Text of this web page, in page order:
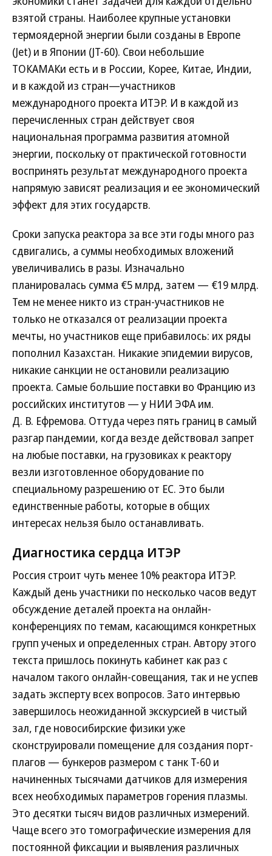
взятой страны. Наиболее крупные установки
термоядерной энергии были созданы в Европе
(Jet) и в Японии (JT-60). Свои небольшие
ТОКАМАКи есть и в России, Корее, Китае, Индии,
и в каждой из стран—участников
международного проекта ИТЭР. И в каждой из
перечисленных стран действует своя
национальная программа развития атомной
энергии, поскольку от практической готовности
воспринять результат международного проекта
напрямую зависят реализация и ее экономический
эффект для этих государств.
Сроки запуска реактора за все эти годы много раз
сдвигались, а суммы необходимых вложений
увеличивались в разы. Изначально
планировалась сумма €5 млрд, затем — €19 млрд.
Тем не менее никто из стран-участников не
только не отказался от реализации проекта
мечты, но участников еще прибавилось: их ряды
пополнил Казахстан. Никакие эпидемии вирусов,
никакие санкции не остановили реализацию
проекта. Самые большие поставки во Францию из
российских институтов — у НИИ ЭФА им.
Д. В. Ефремова. Оттуда через пять границ в самый
разгар пандемии, когда везде действовал запрет
на любые поставки, на грузовиках к реактору
везли изготовленное оборудование по
специальному разрешению от ЕС. Это были
единственные работы, которые в общих
интересах нельзя было останавливать.
Диагностика сердца ИТЭР
Россия строит чуть менее 10% реактора ИТЭР.
Каждый день участники по несколько часов ведут
обсуждение деталей проекта на онлайн-
конференциях по темам, касающимся конкретных
групп ученых и определенных стран. Автору этого
текста пришлось покинуть кабинет как раз с
началом такого онлайн-совещания, так и не успев
задать эксперту всех вопросов. Зато интервью
завершилось неожиданной экскурсией в чистый
зал, где новосибирские физики уже
сконструировали помещение для создания порт-
плагов — бункеров размером с танк Т-60 и
начиненных тысячами датчиков для измерения
всех необходимых параметров горения плазмы.
Это десятки тысяч видов различных измерений.
Чаще всего это томографические измерения для
постоянной фиксации и выявления различных